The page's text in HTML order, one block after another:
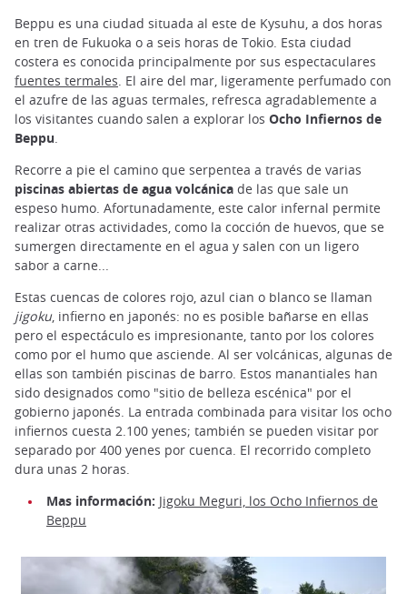
Beppu es una ciudad situada al este de Kysuhu, a dos horas
en tren de Fukuoka o a seis horas de Tokio. Esta ciudad
costera es conocida principalmente por sus espectaculares
fuentes termales. El aire del mar, ligeramente perfumado con
el azufre de las aguas termales, refresca agradablemente a
los visitantes cuando salen a explorar los Ocho Infiernos de
Beppu.
Recorre a pie el camino que serpentea a través de varias
piscinas abiertas de agua volcánica de las que sale un
espeso humo. Afortunadamente, este calor infernal permite
realizar otras actividades, como la cocción de huevos, que se
sumergen directamente en el agua y salen con un ligero
sabor a carne...
Estas cuencas de colores rojo, azul cian o blanco se llaman
jigoku, infierno en japonés: no es posible bañarse en ellas
pero el espectáculo es impresionante, tanto por los colores
como por el humo que asciende. Al ser volcánicas, algunas de
ellas son también piscinas de barro. Estos manantiales han
sido designados como "sitio de belleza escénica" por el
gobierno japonés. La entrada combinada para visitar los ocho
infiernos cuesta 2.100 yenes; también se pueden visitar por
separado por 400 yenes por cuenca. El recorrido completo
dura unas 2 horas.
Mas información: Jigoku Meguri, los Ocho Infiernos de
Beppu